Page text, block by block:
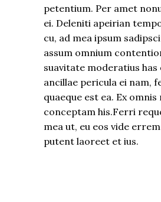
petentium. Per amet
ei. Deleniti apeirian
cu, ad mea ipsum
assum omnium
suavitate moderatius has
ancillae pericula ei nam,
quaeque est ea. Ex
conceptam his.Ferri
mea ut, eu eos vide
putent laoreet et ius.